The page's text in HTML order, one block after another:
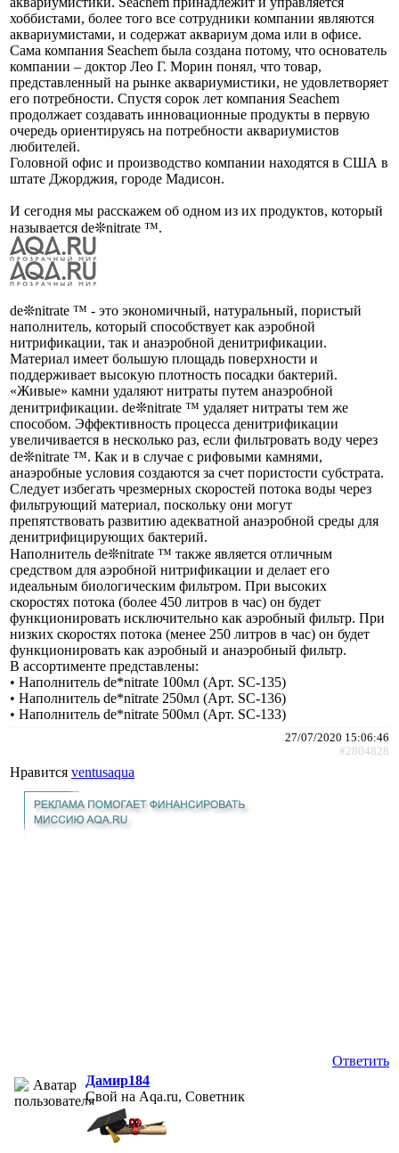
хоббистами, более того все сотрудники компании являются
аквариумистами, и содержат аквариум дома или в офисе.
Сама компания Seachem была создана потому, что основатель
компании – доктор Лео Г. Морин понял, что товар,
представленный на рынке аквариумистики, не удовлетворяет
его потребности. Спустя сорок лет компания Seachem
продолжает создавать инновационные продукты в первую
очередь ориентируясь на потребности аквариумистов
любителей.
Головной офис и производство компании находятся в США в
штате Джорджия, городе Мадисон.
И сегодня мы расскажем об одном из их продуктов, который
называется de❊nitrate ™.
de❊nitrate ™ - это экономичный, натуральный, пористый
наполнитель, который способствует как аэробной
нитрификации, так и анаэробной денитрификации.
Материал имеет большую площадь поверхности и
поддерживает высокую плотность посадки бактерий.
«Живые» камни удаляют нитраты путем анаэробной
денитрификации. de❊nitrate ™ удаляет нитраты тем же
способом. Эффективность процесса денитрификации
увеличивается в несколько раз, если фильтровать воду через
de❊nitrate ™. Как и в случае с рифовыми камнями,
анаэробные условия создаются за счет пористости субстрата.
Следует избегать чрезмерных скоростей потока воды через
фильтрующий материал, поскольку они могут
препятствовать развитию адекватной анаэробной среды для
денитрифицирующих бактерий.
Наполнитель de❊nitrate ™ также является отличным
средством для аэробной нитрификации и делает его
идеальным биологическим фильтром. При высоких
скоростях потока (более 450 литров в час) он будет
функционировать исключительно как аэробный фильтр. При
низких скоростях потока (менее 250 литров в час) он будет
функционировать как аэробный и анаэробный фильтр.
В ассортименте представлены:
• Наполнитель de*nitrate 100мл (Арт. SC-135)
• Наполнитель de*nitrate 250мл (Арт. SC-136)
• Наполнитель de*nitrate 500мл (Арт. SC-133)
27/07/2020 15:06:46
#2804828
Нравится ventusaqua
Ответить
Дамир184
Свой на Aqa.ru, Советник